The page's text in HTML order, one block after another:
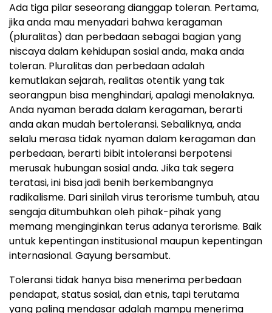
Ada tiga pilar seseorang dianggap toleran. Pertama,
jika anda mau menyadari bahwa keragaman
(pluralitas) dan perbedaan sebagai bagian yang
niscaya dalam kehidupan sosial anda, maka anda
toleran. Pluralitas dan perbedaan adalah
kemutlakan sejarah, realitas otentik yang tak
seorangpun bisa menghindari, apalagi menolaknya.
Anda nyaman berada dalam keragaman, berarti
anda akan mudah bertoleransi. Sebaliknya, anda
selalu merasa tidak nyaman dalam keragaman dan
perbedaan, berarti bibit intoleransi berpotensi
merusak hubungan sosial anda. Jika tak segera
teratasi, ini bisa jadi benih berkembangnya
radikalisme. Dari sinilah virus terorisme tumbuh, atau
sengaja ditumbuhkan oleh pihak-pihak yang
memang menginginkan terus adanya terorisme. Baik
untuk kepentingan institusional maupun kepentingan
internasional. Gayung bersambut.
Toleransi tidak hanya bisa menerima perbedaan
pendapat, status sosial, dan etnis, tapi terutama
yang paling mendasar adalah mampu menerima